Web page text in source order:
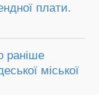
плати.
раніше
міської